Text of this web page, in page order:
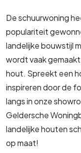
De schuurwoning
populariteit
landelijke bouwstijl
wordt vaak
hout. Spreekt een
inspireren door de
langs in onze
Geldersche
landelijke houten
op maat!